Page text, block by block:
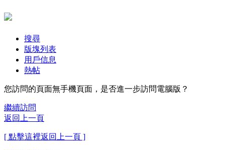
搜尋
版塊列表
用戶信息
熱帖
您訪問的頁面無手機頁面，是否進一步訪問電腦版？
繼續訪問
返回上一頁
[ 點擊這裡返回上一頁 ]